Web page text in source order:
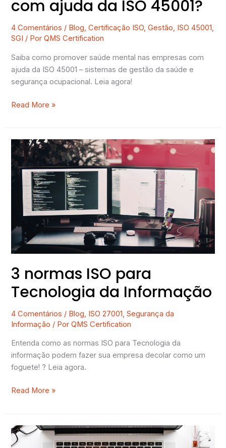
com ajuda da ISO 45001?
4 Comentários / Blog,Certificação ISO,Gestão, ISO 45001,
SGI / PorQMS Certification
Saiba como promover saúde mental nas empresas com
ajuda da ISO 45001 – sistemas de gestão da saúde e
segurança ocupacional. Leia agora!
Read More »
3 normas ISO para
Tecnologia da Informação
4 Comentários / Blog, ISO 27001,Segurança da
Informação / PorQMS Certification
Entenda como as normas ISO para Tecnologia da
informação podem fazer sua empresa decolar como um
foguete! ? Leia agora.
3
normas
ISO
para
Tecnologia
Informação
Read More »
[Guia
Completo]